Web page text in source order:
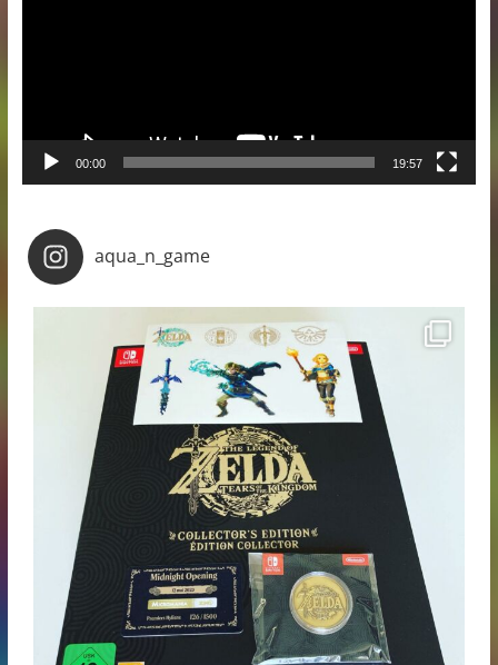
00:00 19:57
aqua_n_game